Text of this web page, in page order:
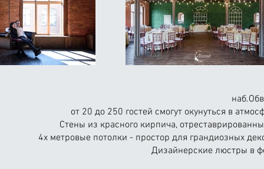
от 20 до 250 гостей смогут окунуться в
Стены из красного кирпича,
4х метровые потолки - простор для грандиозных
Дизайнерские люстры в